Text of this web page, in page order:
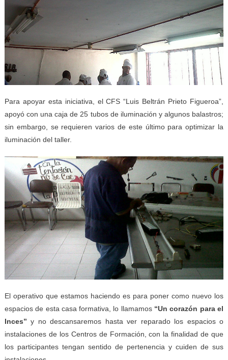
Para apoyar esta iniciativa, el CFS “Luis Beltrán Prieto Figueroa”,
apoyó con una caja de 25 tubos de iluminación y algunos balastros;
sin embargo, se requieren varios de este último para optimizar la
iluminación del taller.
El operativo que estamos haciendo es para poner como nuevo los
espacios de esta casa formativa, lo llamamos “Un corazón para el
Inces”y no descansaremos hasta ver reparado los espacios o
instalaciones de los Centros de Formación, con la finalidad de que
los participantes tengan sentido de pertenencia y cuiden de sus